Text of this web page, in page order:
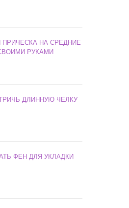
ПРИЧЕСКА НА СРЕДНИЕ
РУКАМИ
ДЛИННУЮ ЧЕЛКУ
ФЕН ДЛЯ УКЛАДКИ